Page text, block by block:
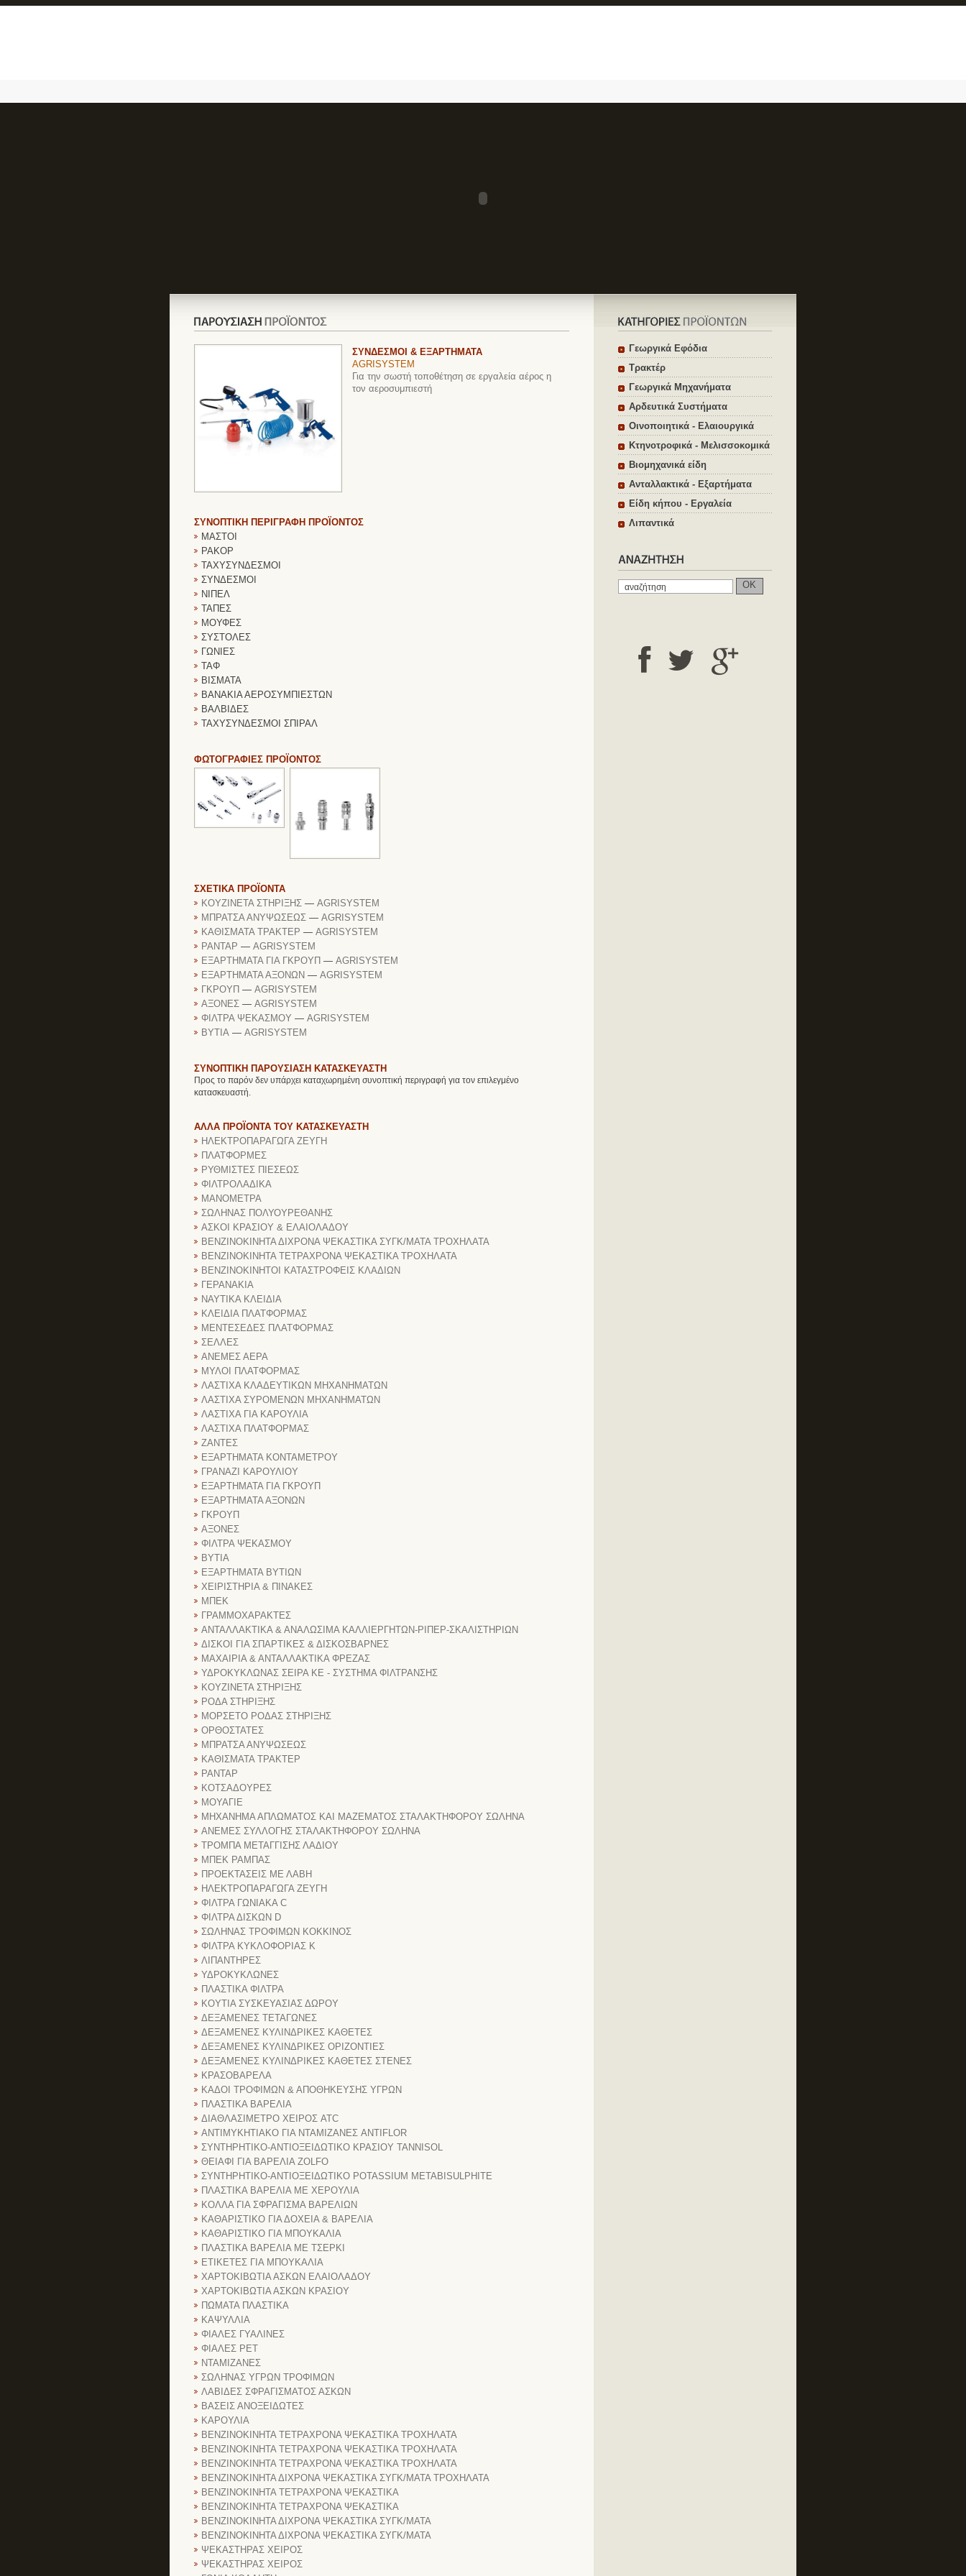
ΣΥΝΔΕΣΜΟΙ & ΕΞΑΡΤΗΜΑΤΑ
AGRISYSTEM
Για την σωστή τοποθέτηση σε εργαλεία αέρος η
τον αεροσυμπιεστή
ΣΥΝΟΠΤΙΚΗ ΠΕΡΙΓΡΑΦΗ ΠΡΟΪΟΝΤΟΣ
ΜΑΣΤΟΙ
ΡΑΚΟΡ
ΤΑΧΥΣΥΝΔΕΣΜΟΙ
ΣΥΝΔΕΣΜΟΙ
ΝΙΠΕΛ
ΤΑΠΕΣ
ΜΟΥΦΕΣ
ΣΥΣΤΟΛΕΣ
ΓΩΝΙΕΣ
ΤΑΦ
ΒΙΣΜΑΤΑ
ΒΑΝΑΚΙΑ ΑΕΡΟΣΥΜΠΙΕΣΤΩΝ
ΒΑΛΒΙΔΕΣ
ΤΑΧΥΣΥΝΔΕΣΜΟΙ ΣΠΙΡΑΛ
ΦΩΤΟΓΡΑΦΙΕΣ ΠΡΟΪΟΝΤΟΣ
ΣΧΕΤΙΚΑ ΠΡΟΪΟΝΤΑ
ΚΟΥΖΙΝΕΤΑ ΣΤΗΡΙΞΗΣ — AGRISYSTEM
ΜΠΡΑΤΣΑ ΑΝΥΨΩΣΕΩΣ — AGRISYSTEM
ΚΑΘΙΣΜΑΤΑ ΤΡΑΚΤΕΡ — AGRISYSTEM
ΡΑΝΤΑΡ — AGRISYSTEM
ΕΞΑΡΤΗΜΑΤΑ ΓΙΑ ΓΚΡΟΥΠ — AGRISYSTEM
ΕΞΑΡΤΗΜΑΤΑ ΑΞΟΝΩΝ — AGRISYSTEM
ΓΚΡΟΥΠ — AGRISYSTEM
ΑΞΟΝΕΣ — AGRISYSTEM
ΦΙΛΤΡΑ ΨΕΚΑΣΜΟΥ — AGRISYSTEM
ΒΥΤΙΑ — AGRISYSTEM
ΣΥΝΟΠΤΙΚΗ ΠΑΡΟΥΣΙΑΣΗ ΚΑΤΑΣΚΕΥΑΣΤΗ
Προς το παρόν δεν υπάρχει καταχωρημένη συνοπτική περιγραφή για τον επιλεγμένο
κατασκευαστή.
ΑΛΛΑ ΠΡΟΪΟΝΤΑ ΤΟΥ ΚΑΤΑΣΚΕΥΑΣΤΗ
ΗΛΕΚΤΡΟΠΑΡΑΓΩΓΑ ΖΕΥΓΗ
ΠΛΑΤΦΟΡΜΕΣ
ΡΥΘΜΙΣΤΕΣ ΠΙΕΣΕΩΣ
ΦΙΛΤΡΟΛΑΔΙΚΑ
ΜΑΝΟΜΕΤΡΑ
ΣΩΛΗΝΑΣ ΠΟΛΥΟΥΡΕΘΑΝΗΣ
ΑΣΚΟΙ ΚΡΑΣΙΟΥ & ΕΛΑΙΟΛΑΔΟΥ
ΒΕΝΖΙΝΟΚΙΝΗΤΑ ΔΙΧΡΟΝΑ ΨΕΚΑΣΤΙΚΑ ΣΥΓΚ/ΜΑΤΑ ΤΡΟΧΗΛΑΤΑ
ΒΕΝΖΙΝΟΚΙΝΗΤΑ ΤΕΤΡΑΧΡΟΝΑ ΨΕΚΑΣΤΙΚΑ ΤΡΟΧΗΛΑΤΑ
ΒΕΝΖΙΝΟΚΙΝΗΤΟΙ ΚΑΤΑΣΤΡΟΦΕΙΣ ΚΛΑΔΙΩΝ
ΓΕΡΑΝΑΚΙΑ
ΝΑΥΤΙΚΑ ΚΛΕΙΔΙΑ
ΚΛΕΙΔΙΑ ΠΛΑΤΦΟΡΜΑΣ
ΜΕΝΤΕΣΕΔΕΣ ΠΛΑΤΦΟΡΜΑΣ
ΣΕΛΛΕΣ
ΑΝΕΜΕΣ ΑΕΡΑ
ΜΥΛΟΙ ΠΛΑΤΦΟΡΜΑΣ
ΛΑΣΤΙΧΑ ΚΛΑΔΕΥΤΙΚΩΝ ΜΗΧΑΝΗΜΑΤΩΝ
ΛΑΣΤΙΧΑ ΣΥΡΟΜΕΝΩΝ ΜΗΧΑΝΗΜΑΤΩΝ
ΛΑΣΤΙΧΑ ΓΙΑ ΚΑΡΟΥΛΙΑ
ΛΑΣΤΙΧΑ ΠΛΑΤΦΟΡΜΑΣ
ΖΑΝΤΕΣ
ΕΞΑΡΤΗΜΑΤΑ ΚΟΝΤΑΜΕΤΡΟΥ
ΓΡΑΝΑΖΙ ΚΑΡΟΥΛΙΟΥ
ΕΞΑΡΤΗΜΑΤΑ ΓΙΑ ΓΚΡΟΥΠ
ΕΞΑΡΤΗΜΑΤΑ ΑΞΟΝΩΝ
ΓΚΡΟΥΠ
ΑΞΟΝΕΣ
ΦΙΛΤΡΑ ΨΕΚΑΣΜΟΥ
ΒΥΤΙΑ
ΕΞΑΡΤΗΜΑΤΑ ΒΥΤΙΩΝ
ΧΕΙΡΙΣΤΗΡΙΑ & ΠΙΝΑΚΕΣ
ΜΠΕΚ
ΓΡΑΜΜΟΧΑΡΑΚΤΕΣ
ΑΝΤΑΛΛΑΚΤΙΚΑ & ΑΝΑΛΩΣΙΜΑ ΚΑΛΛΙΕΡΓΗΤΩΝ-ΡΙΠΕΡ-ΣΚΑΛΙΣΤΗΡΙΩΝ
ΔΙΣΚΟΙ ΓΙΑ ΣΠΑΡΤΙΚΕΣ & ΔΙΣΚΟΣΒΑΡΝΕΣ
ΜΑΧΑΙΡΙΑ & ΑΝΤΑΛΛΑΚΤΙΚΑ ΦΡΕΖΑΣ
ΥΔΡΟΚΥΚΛΩΝΑΣ ΣΕΙΡΑ ΚΕ - ΣΥΣΤΗΜΑ ΦΙΛΤΡΑΝΣΗΣ
ΚΟΥΖΙΝΕΤΑ ΣΤΗΡΙΞΗΣ
ΡΟΔΑ ΣΤΗΡΙΞΗΣ
ΜΟΡΣΕΤΟ ΡΟΔΑΣ ΣΤΗΡΙΞΗΣ
ΟΡΘΟΣΤΑΤΕΣ
ΜΠΡΑΤΣΑ ΑΝΥΨΩΣΕΩΣ
ΚΑΘΙΣΜΑΤΑ ΤΡΑΚΤΕΡ
ΡΑΝΤΑΡ
ΚΟΤΣΑΔΟΥΡΕΣ
ΜΟΥΑΓΙΕ
ΜΗΧΑΝΗΜΑ ΑΠΛΩΜΑΤΟΣ ΚΑΙ ΜΑΖΕΜΑΤΟΣ ΣΤΑΛΑΚΤΗΦΟΡΟΥ ΣΩΛΗΝΑ
ΑΝΕΜΕΣ ΣΥΛΛΟΓΗΣ ΣΤΑΛΑΚΤΗΦΟΡΟΥ ΣΩΛΗΝΑ
ΤΡΟΜΠΑ ΜΕΤΑΓΓΙΣΗΣ ΛΑΔΙΟΥ
ΜΠΕΚ ΡΑΜΠΑΣ
ΠΡΟΕΚΤΑΣΕΙΣ ΜΕ ΛΑΒΗ
ΗΛΕΚΤΡΟΠΑΡΑΓΩΓΑ ΖΕΥΓΗ
ΦΙΛΤΡΑ ΓΩΝΙΑΚΑ C
ΦΙΛΤΡΑ ΔΙΣΚΩΝ D
ΣΩΛΗΝΑΣ ΤΡΟΦΙΜΩΝ ΚΟΚΚΙΝΟΣ
ΦΙΛΤΡΑ ΚΥΚΛΟΦΟΡΙΑΣ Κ
ΛΙΠΑΝΤΗΡΕΣ
ΥΔΡΟΚΥΚΛΩΝΕΣ
ΠΛΑΣΤΙΚΑ ΦΙΛΤΡΑ
ΚΟΥΤΙΑ ΣΥΣΚΕΥΑΣΙΑΣ ΔΩΡΟΥ
ΔΕΞΑΜΕΝΕΣ ΤΕΤΑΓΩΝΕΣ
ΔΕΞΑΜΕΝΕΣ ΚΥΛΙΝΔΡΙΚΕΣ ΚΑΘΕΤΕΣ
ΔΕΞΑΜΕΝΕΣ ΚΥΛΙΝΔΡΙΚΕΣ ΟΡΙΖΟΝΤΙΕΣ
ΔΕΞΑΜΕΝΕΣ ΚΥΛΙΝΔΡΙΚΕΣ ΚΑΘΕΤΕΣ ΣΤΕΝΕΣ
ΚΡΑΣΟΒΑΡΕΛΑ
ΚΑΔΟΙ ΤΡΟΦΙΜΩΝ & ΑΠΟΘΗΚΕΥΣΗΣ ΥΓΡΩΝ
ΠΛΑΣΤΙΚΑ ΒΑΡΕΛΙΑ
ΔΙΑΘΛΑΣΙΜΕΤΡΟ ΧΕΙΡΟΣ ATC
ΑΝΤΙΜΥΚΗΤΙΑΚΟ ΓΙΑ ΝΤΑΜΙΖΑΝΕΣ ANTIFLOR
ΣΥΝΤΗΡΗΤΙΚΟ-ΑΝΤΙΟΞΕΙΔΩΤΙΚΟ ΚΡΑΣΙΟΥ TANNISOL
ΘΕΙΑΦΙ ΓΙΑ ΒΑΡΕΛΙΑ ZOLFO
ΣΥΝΤΗΡΗΤΙΚΟ-ΑΝΤΙΟΞΕΙΔΩΤΙΚΟ POTASSIUM METABISULPHITE
ΠΛΑΣΤΙΚΑ ΒΑΡΕΛΙΑ ΜΕ ΧΕΡΟΥΛΙΑ
ΚΟΛΛΑ ΓΙΑ ΣΦΡΑΓΙΣΜΑ ΒΑΡΕΛΙΩΝ
ΚΑΘΑΡΙΣΤΙΚΟ ΓΙΑ ΔΟΧΕΙΑ & ΒΑΡΕΛΙΑ
ΚΑΘΑΡΙΣΤΙΚΟ ΓΙΑ ΜΠΟΥΚΑΛΙΑ
ΠΛΑΣΤΙΚΑ ΒΑΡΕΛΙΑ ΜΕ ΤΣΕΡΚΙ
ΕΤΙΚΕΤΕΣ ΓΙΑ ΜΠΟΥΚΑΛΙΑ
ΧΑΡΤΟΚΙΒΩΤΙΑ ΑΣΚΩΝ ΕΛΑΙΟΛΑΔΟΥ
ΧΑΡΤΟΚΙΒΩΤΙΑ ΑΣΚΩΝ ΚΡΑΣΙΟΥ
ΠΩΜΑΤΑ ΠΛΑΣΤΙΚΑ
ΚΑΨΥΛΛΙΑ
ΦΙΑΛΕΣ ΓΥΑΛΙΝΕΣ
ΦΙΑΛΕΣ PET
ΝΤΑΜΙΖΑΝΕΣ
ΣΩΛΗΝΑΣ ΥΓΡΩΝ ΤΡΟΦΙΜΩΝ
ΛΑΒΙΔΕΣ ΣΦΡΑΓΙΣΜΑΤΟΣ ΑΣΚΩΝ
ΒΑΣΕΙΣ ΑΝΟΞΕΙΔΩΤΕΣ
ΚΑΡΟΥΛΙΑ
ΒΕΝΖΙΝΟΚΙΝΗΤΑ ΤΕΤΡΑΧΡΟΝΑ ΨΕΚΑΣΤΙΚΑ ΤΡΟΧΗΛΑΤΑ
ΒΕΝΖΙΝΟΚΙΝΗΤΑ ΤΕΤΡΑΧΡΟΝΑ ΨΕΚΑΣΤΙΚΑ ΤΡΟΧΗΛΑΤΑ
ΒΕΝΖΙΝΟΚΙΝΗΤΑ ΤΕΤΡΑΧΡΟΝΑ ΨΕΚΑΣΤΙΚΑ ΤΡΟΧΗΛΑΤΑ
ΒΕΝΖΙΝΟΚΙΝΗΤΑ ΔΙΧΡΟΝΑ ΨΕΚΑΣΤΙΚΑ ΣΥΓΚ/ΜΑΤΑ ΤΡΟΧΗΛΑΤΑ
ΒΕΝΖΙΝΟΚΙΝΗΤΑ ΤΕΤΡΑΧΡΟΝΑ ΨΕΚΑΣΤΙΚΑ
ΒΕΝΖΙΝΟΚΙΝΗΤΑ ΤΕΤΡΑΧΡΟΝΑ ΨΕΚΑΣΤΙΚΑ
ΒΕΝΖΙΝΟΚΙΝΗΤΑ ΔΙΧΡΟΝΑ ΨΕΚΑΣΤΙΚΑ ΣΥΓΚ/ΜΑΤΑ
ΒΕΝΖΙΝΟΚΙΝΗΤΑ ΔΙΧΡΟΝΑ ΨΕΚΑΣΤΙΚΑ ΣΥΓΚ/ΜΑΤΑ
ΨΕΚΑΣΤΗΡΑΣ ΧΕΙΡΟΣ
ΨΕΚΑΣΤΗΡΑΣ ΧΕΙΡΟΣ
Γεωργικά Εφόδια
Τρακτέρ
Γεωργικά Μηχανήματα
Αρδευτικά Συστήματα
Οινοποιητικά - Ελαιουργικά
Κτηνοτροφικά - Μελισσοκομικά
Βιομηχανικά είδη
Ανταλλακτικά - Εξαρτήματα
Είδη κήπου - Εργαλεία
Λιπαντικά
OK